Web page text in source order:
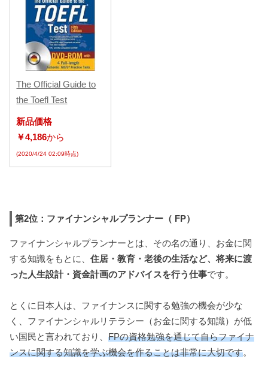
The Official Guide to
the Toefl Test
新品価格
￥4,186から
(2020/4/24 02:09時点)
第2位：ファイナンシャルプランナー（ FP）
ファイナンシャルプランナーとは、その名の通り、お金に関
する知識をもとに、住居・教育・老後の生活など、将来に渡
った人生設計・資金計画のアドバイスを行う仕事です。
とくに日本人は、ファイナンスに関する勉強の機会が少な
く、ファイナンシャルリテラシー（お金に関する知識）が低
い国民と言われており、FPの資格勉強を通じて自らファイナ
ンスに関する知識を学ぶ機会を作ることは非常に大切です。